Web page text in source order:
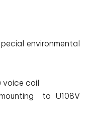
environmental
voice coil
to U108V